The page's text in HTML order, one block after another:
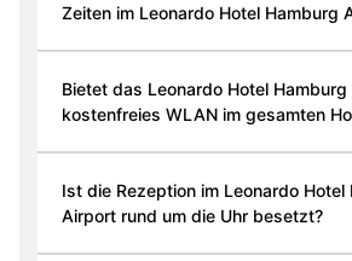
Zeiten im Leonardo Hotel Hamburg
Bietet das Leonardo Hotel
kostenfreies WLAN im gesamten
Ist die Rezeption im Leonardo Hotel
Airport rund um die Uhr besetzt?